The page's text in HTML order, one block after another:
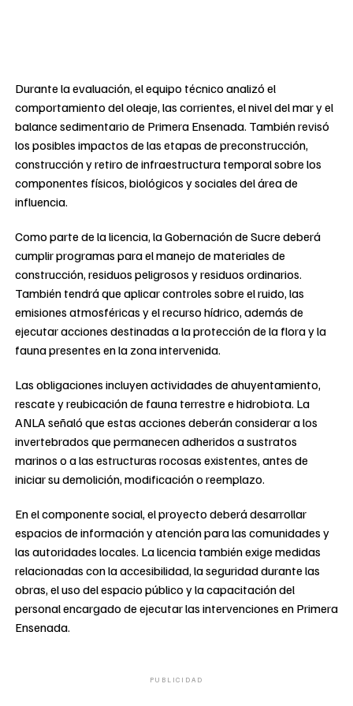
Durante la evaluación, el equipo técnico analizó el
comportamiento del oleaje, las corrientes, el nivel del mar y el
balance sedimentario de Primera Ensenada. También revisó
los posibles impactos de las etapas de preconstrucción,
construcción y retiro de infraestructura temporal sobre los
componentes físicos, biológicos y sociales del área de
influencia.
Como parte de la licencia, la Gobernación de Sucre deberá
cumplir programas para el manejo de materiales de
construcción, residuos peligrosos y residuos ordinarios.
También tendrá que aplicar controles sobre el ruido, las
emisiones atmosféricas y el recurso hídrico, además de
ejecutar acciones destinadas a la protección de la flora y la
fauna presentes en la zona intervenida.
Las obligaciones incluyen actividades de ahuyentamiento,
rescate y reubicación de fauna terrestre e hidrobiota. La
ANLA señaló que estas acciones deberán considerar a los
invertebrados que permanecen adheridos a sustratos
marinos o a las estructuras rocosas existentes, antes de
iniciar su demolición, modificación o reemplazo.
En el componente social, el proyecto deberá desarrollar
espacios de información y atención para las comunidades y
las autoridades locales. La licencia también exige medidas
relacionadas con la accesibilidad, la seguridad durante las
obras, el uso del espacio público y la capacitación del
personal encargado de ejecutar las intervenciones en Primera
Ensenada.
PUBLICIDAD